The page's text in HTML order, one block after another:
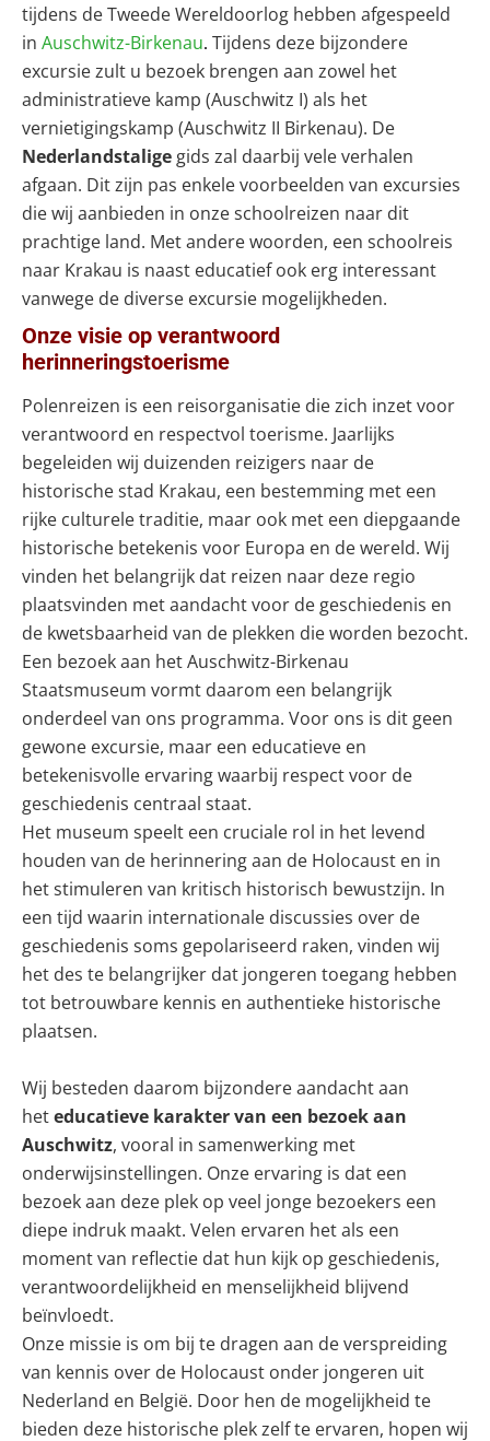
tijdens de Tweede Wereldoorlog hebben afgespeeld
in Auschwitz-Birkenau. Tijdens deze bijzondere
excursie zult u bezoek brengen aan zowel het
administratieve kamp (Auschwitz I) als het
vernietigingskamp (Auschwitz II Birkenau). De
Nederlandstalige gids zal daarbij vele verhalen
afgaan. Dit zijn pas enkele voorbeelden van excursies
die wij aanbieden in onze schoolreizen naar dit
prachtige land. Met andere woorden, een schoolreis
naar Krakau is naast educatief ook erg interessant
vanwege de diverse excursie mogelijkheden.
Onze visie op verantwoord
herinneringstoerisme
Polenreizen is een reisorganisatie die zich inzet voor
verantwoord en respectvol toerisme. Jaarlijks
begeleiden wij duizenden reizigers naar de
historische stad Krakau, een bestemming met een
rijke culturele traditie, maar ook met een diepgaande
historische betekenis voor Europa en de wereld. Wij
vinden het belangrijk dat reizen naar deze regio
plaatsvinden met aandacht voor de geschiedenis en
de kwetsbaarheid van de plekken die worden bezocht.
Een bezoek aan het Auschwitz-Birkenau
Staatsmuseum vormt daarom een belangrijk
onderdeel van ons programma. Voor ons is dit geen
gewone excursie, maar een educatieve en
betekenisvolle ervaring waarbij respect voor de
geschiedenis centraal staat.
Het museum speelt een cruciale rol in het levend
houden van de herinnering aan de Holocaust en in
het stimuleren van kritisch historisch bewustzijn. In
een tijd waarin internationale discussies over de
geschiedenis soms gepolariseerd raken, vinden wij
het des te belangrijker dat jongeren toegang hebben
tot betrouwbare kennis en authentieke historische
plaatsen.
Wij besteden daarom bijzondere aandacht aan
heteducatieve karakter van een bezoek aan
Auschwitz, vooral in samenwerking met
onderwijsinstellingen. Onze ervaring is dat een
bezoek aan deze plek op veel jonge bezoekers een
diepe indruk maakt. Velen ervaren het als een
moment van reflectie dat hun kijk op geschiedenis,
verantwoordelijkheid en menselijkheid blijvend
beïnvloedt.
Onze missie is om bij te dragen aan de verspreiding
van kennis over de Holocaust onder jongeren uit
Nederland en België. Door hen de mogelijkheid te
bieden deze historische plek zelf te ervaren, hopen wij